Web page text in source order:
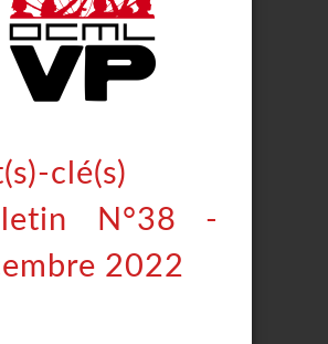
clé(s)
N°38 -
2022